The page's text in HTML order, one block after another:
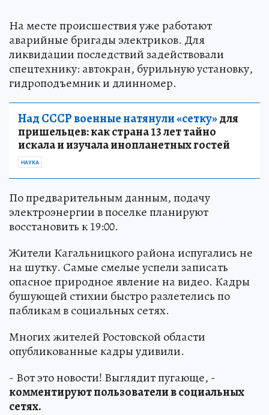
На месте происшествия уже работают
аварийные бригады электриков. Для
ликвидации последствий задействовали
спецтехнику: автокран, бурильную установку,
гидроподъемник и длинномер.
Над СССР военные натянули «сетку»для
пришельцев: как страна 13 лет тайно
искала и изучала инопланетных гостей
НАУКА
По предварительным данным, подачу
электроэнергии в поселке планируют
восстановить к 19:00.
Жители Кагальницкого района испугались не
на шутку. Самые смелые успели записать
опасное природное явление на видео. Кадры
бушующей стихии быстро разлетелись по
пабликам в социальных сетях.
Многих жителей Ростовской области
опубликованные кадры удивили.
- Вот это новости! Выглядит пугающе, -
комментируют пользователи в социальных
сетях.